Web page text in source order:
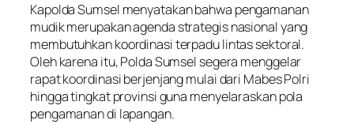
Kapolda Sumsel menyatakan bahwa pengamanan
mudik merupakan agenda strategis nasional yang
membutuhkan koordinasi terpadu lintas sektoral.
Oleh karena itu, Polda Sumsel segera menggelar
rapat koordinasi berjenjang mulai dari Mabes Polri
hingga tingkat provinsi guna menyelaraskan pola
pengamanan di lapangan.